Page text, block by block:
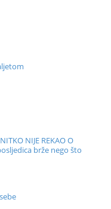
NIJE REKAO O
brže nego što